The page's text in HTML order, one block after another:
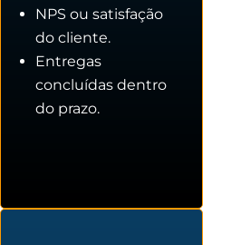
NPS ou satisfação
do cliente.
Entregas
concluídas dentro
do prazo.